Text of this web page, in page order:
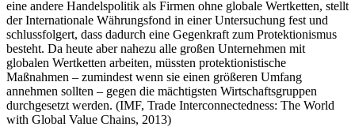
eine andere Handelspolitik als Firmen ohne globale Wertketten, stellt
der Internationale Währungsfond in einer Untersuchung fest und
schlussfolgert, dass dadurch eine Gegenkraft zum Protektionismus
besteht. Da heute aber nahezu alle großen Unternehmen mit
globalen Wertketten arbeiten, müssten protektionistische
Maßnahmen – zumindest wenn sie einen größeren Umfang
annehmen sollten – gegen die mächtigsten Wirtschaftsgruppen
durchgesetzt werden. (IMF, Trade Interconnectedness: The World
with Global Value Chains, 2013)